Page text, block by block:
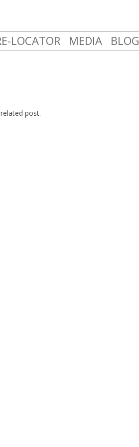
Skip
to
content
LOCATOR MEDIA BLOG
post.